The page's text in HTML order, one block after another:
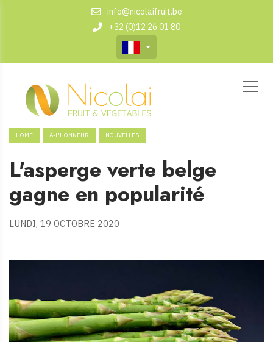
info@nicolaifruit.be
+32 (0)12 26 01 80
HOME À-L'HONNEUR NOUVELLES
L'asperge verte belge
gagne en popularité
LUNDI, 19 OCTOBRE 2020